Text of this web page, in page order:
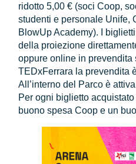
ridotto 5,00 € (soci Coop,
studenti e personale Unife,
BlowUp Academy). I
della proiezione
oppure online in prevendita
TEDxFerrara la prevendita
All’interno del Parco è
Per ogni biglietto
buono spesa Coop e un